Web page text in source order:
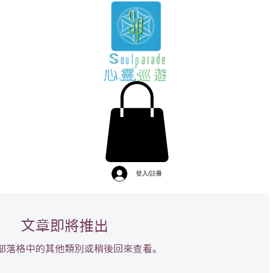
登入/註冊
文章即將推出
落格中的其他類別或稍後回來查看。